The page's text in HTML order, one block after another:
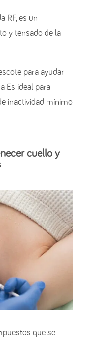
RF, es un
y tensado de la
para ayudar
Es ideal para
inactividad mínimo
cuello y
que se